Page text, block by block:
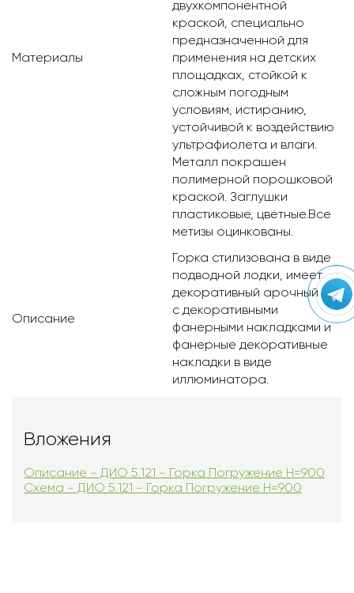
Материалы
двухкомпонентной
краской, специально
предназначенной для
применения на детских
площадках, стойкой к
сложным погодным
условиям, истиранию,
устойчивой к воздействию
ультрафиолета и влаги.
Металл покрашен
полимерной порошковой
краской. Заглушки
пластиковые, цветные.Все
метизы оцинкованы.
Описание
Горка стилизована в виде
подводной лодки, имеет
декоративный арочный лаз
с декоративными
фанерными накладками и
фанерные декоративные
накладки в виде
иллюминатора.
Вложения
Описание - ДИО 5.121 - Горка Погружение Н=900
Схема - ДИО 5.121 - Горка Погружение Н=900